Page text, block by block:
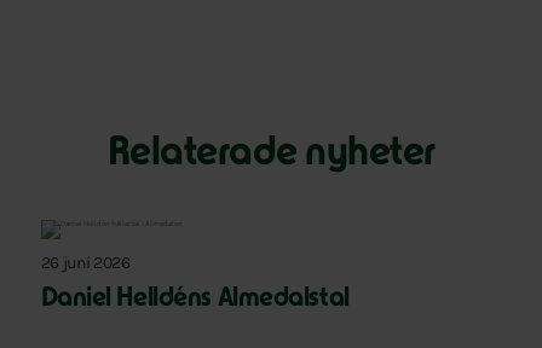
Relaterade nyheter
26 juni 2026
Daniel Helldéns Almedalstal